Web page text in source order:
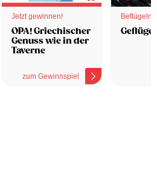
Jetzt gewinnen!
OPA! Griechischer
Genuss wie in der
Taverne
zum Gewinnspiel